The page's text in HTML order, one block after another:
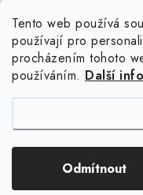
Tento web používá
používají pro
procházením tohoto
používáním. Další
Odmítnout
www.KOVOJUHASZ.cz
iPloty.cz -